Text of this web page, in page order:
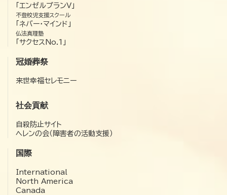
「エンゼルプランV」
不登校児支援スクール
「ネバー・マインド」
仏法真理塾
「サクセスNo.1」
冠婚葬祭
来世幸福セレモニー
社会貢献
自殺防止サイト
ヘレンの会（障害者の活動支援）
国際
International
North America
Canada